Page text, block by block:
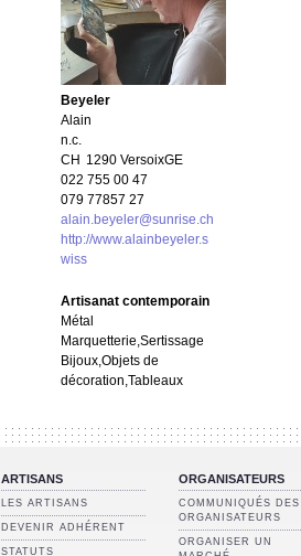
Beyeler
Alain
n.c.
CH 1290 VersoixGE
022 755 00 47
079 77857 27
alain.beyeler@sunrise.ch
http://www.alainbeyeler.s
wiss
Artisanat contemporain
Métal
Marquetterie,Sertissage
Bijoux,Objets de
décoration,Tableaux
ARTISANS
LES ARTISANS
DEVENIR ADHÉRENT
STATUTS
ORGANISATEURS
COMMUNIQUÉS DES
ORGANISATEURS
ORGANISER UN